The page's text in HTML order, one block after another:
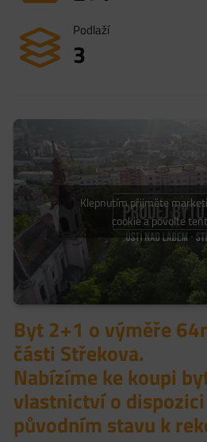
Podlaží
3
Klepnutím přijměte
cookie a povolte
Byt 2+1 o výměře
části Střekova.
Nabízíme ke koupi
vlastnictví o
původním stavu k